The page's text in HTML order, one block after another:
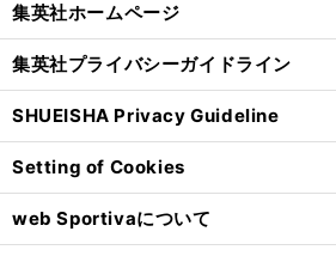
集英社ホームページ
集英社プライバシーガイドライン
SHUEISHA Privacy Guideline
Setting of Cookies
web Sportivaについて